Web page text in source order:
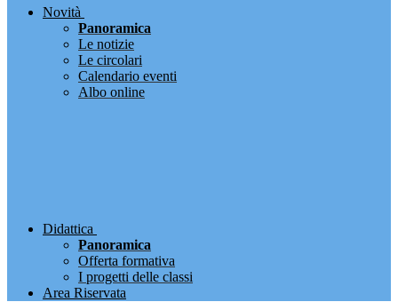
Novità
Panoramica
Le notizie
Le circolari
Calendario eventi
Albo online
Didattica
Panoramica
Offerta formativa
I progetti delle classi
Area Riservata